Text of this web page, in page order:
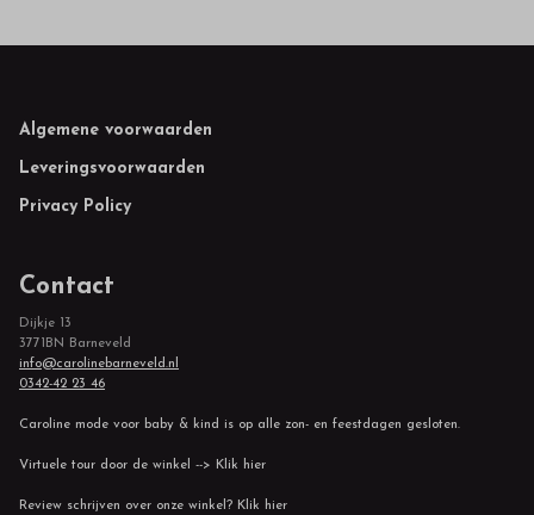
Footer
Algemene voorwaarden
Leveringsvoorwaarden
Privacy Policy
Contact
Dijkje 13
3771BN Barneveld
info@carolinebarneveld.nl
0342-42 23 46
Caroline mode voor baby & kind is op alle zon- en feestdagen gesloten.
Virtuele tour door de winkel --> Klik hier
Review schrijven over onze winkel? Klik hier